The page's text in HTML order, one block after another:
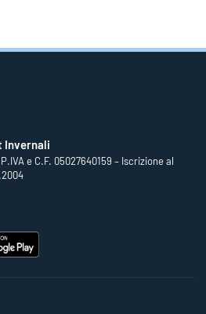
Invernali
e C.F. 05027640159 – Iscrizione al